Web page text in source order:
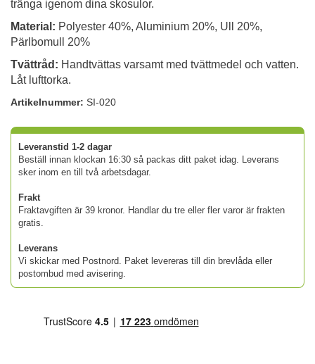
tränga igenom dina skosulor.
Material: Polyester 40%, Aluminium 20%, Ull 20%,
Pärlbomull 20%
Tvättråd: Handtvättas varsamt med tvättmedel och vatten.
Låt lufttorka.
Artikelnummer: SI-020
Leveranstid 1-2 dagar
Beställ innan klockan 16:30 så packas ditt paket idag. Leverans
sker inom en till två arbetsdagar.
Frakt
Fraktavgiften är 39 kronor. Handlar du tre eller fler varor är frakten
gratis.
Leverans
Vi skickar med Postnord. Paket levereras till din brevlåda eller
postombud med avisering.